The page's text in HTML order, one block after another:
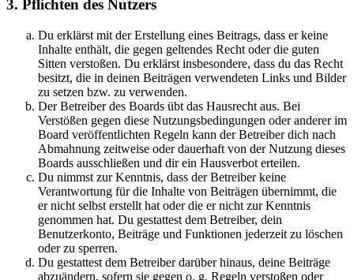
3. Pflichten des Nutzers
Du erklärst mit der Erstellung eines Beitrags, dass er keine
Inhalte enthält, die gegen geltendes Recht oder die guten
Sitten verstoßen. Du erklärst insbesondere, dass du das Recht
besitzt, die in deinen Beiträgen verwendeten Links und Bilder
zu setzen bzw. zu verwenden.
Der Betreiber des Boards übt das Hausrecht aus. Bei
Verstößen gegen diese Nutzungsbedingungen oder anderer im
Board veröffentlichten Regeln kann der Betreiber dich nach
Abmahnung zeitweise oder dauerhaft von der Nutzung dieses
Boards ausschließen und dir ein Hausverbot erteilen.
Du nimmst zur Kenntnis, dass der Betreiber keine
Verantwortung für die Inhalte von Beiträgen übernimmt, die
er nicht selbst erstellt hat oder die er nicht zur Kenntnis
genommen hat. Du gestattest dem Betreiber, dein
Benutzerkonto, Beiträge und Funktionen jederzeit zu löschen
oder zu sperren.
Du gestattest dem Betreiber darüber hinaus, deine Beiträge
abzuändern, sofern sie gegen o. g. Regeln verstoßen oder